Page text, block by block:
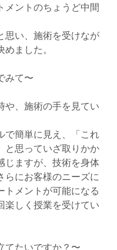
メントのちょうど中間
思い、施術を受けなが
めました。
みて〜
や、施術の手を見てい
で簡単に見え、「これ
と思っていざ取りかか
じますが、技術を身体
らにお客様のニーズに
トメントが可能になる
楽しく授業を受けてい
てたいですか？〜